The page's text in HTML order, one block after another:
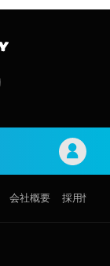
会社概要 採用情報